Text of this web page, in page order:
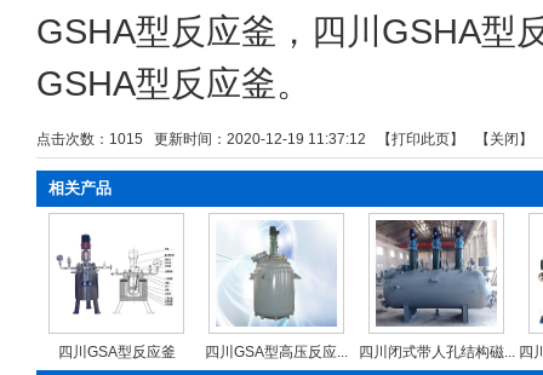
GSHA型反应釜 ， 四川GSHA型
GSHA型反应釜。
点击次数： 1015 更新时间：2020-12-19 11:37:12 【打印此页】 【关闭】
相关产品
四川GSA型反应釜 四川GSA型高压反应... 四川闭式带人孔结构磁... 四